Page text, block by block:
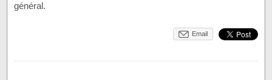
général.
Email